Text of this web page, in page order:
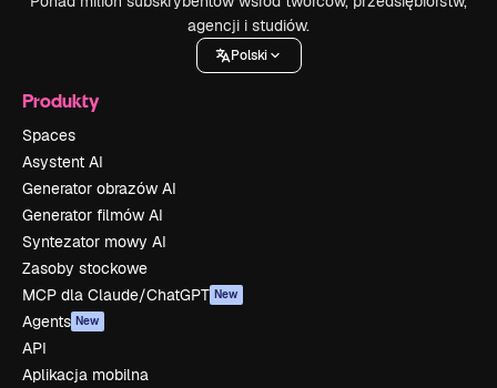
agencji i studiów.
Polski
Produkty
Spaces
Asystent AI
Generator obrazów AI
Generator filmów AI
Syntezator mowy AI
Zasoby stockowe
MCP dla Claude/ChatGPT New
Agents New
API
Aplikacja mobilna